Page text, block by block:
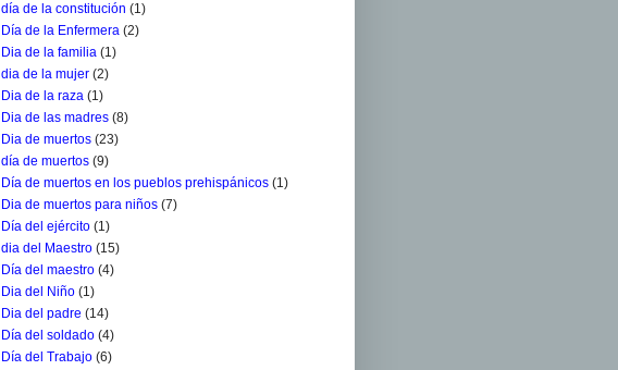
día de la constitución (1)
Día de la Enfermera (2)
Dia de la familia (1)
dia de la mujer (2)
Dia de la raza (1)
Dia de las madres (8)
Dia de muertos (23)
día de muertos (9)
Día de muertos en los pueblos prehispánicos (1)
Dia de muertos para niños (7)
Día del ejército (1)
dia del Maestro (15)
Día del maestro (4)
Dia del Niño (1)
Dia del padre (14)
Día del soldado (4)
Día del Trabajo (6)